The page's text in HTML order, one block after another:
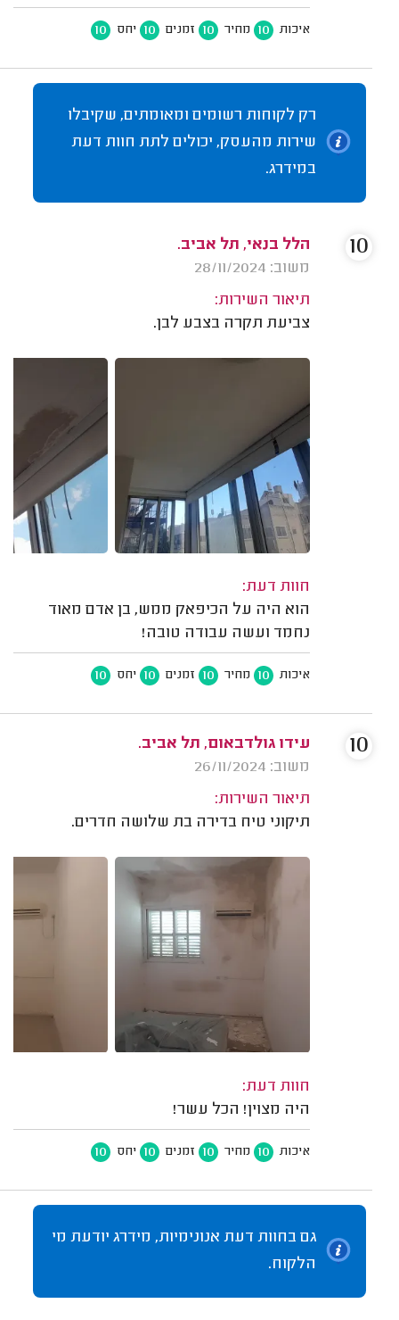
איכות 10 מחיר 10 זמנים 10 יחס 10
רק לקוחות רשומים ומאומתים, שקיבלו
שירות מהעסק, יכולים לתת חוות דעת
במידרג.
הלל בנאי, תל אביב.
משוב: 28/11/2024
תיאור השירות:
צביעת תקרה בצבע לבן.
חוות דעת:
הוא היה על הכיפאק ממש, בן אדם מאוד
נחמד ועשה עבודה טובה!
איכות 10 מחיר 10 זמנים 10 יחס 10
10
עידו גולדבאום, תל אביב.
משוב: 26/11/2024
תיאור השירות:
תיקוני טיח בדירה בת שלושה חדרים.
חוות דעת:
היה מצוין! הכל עשר!
איכות 10 מחיר 10 זמנים 10 יחס 10
10
גם בחוות דעת אנונימיות, מידרג יודעת מי
הלקוח.